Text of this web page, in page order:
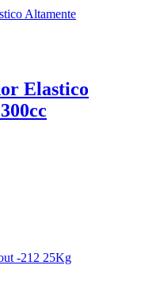
Elastico